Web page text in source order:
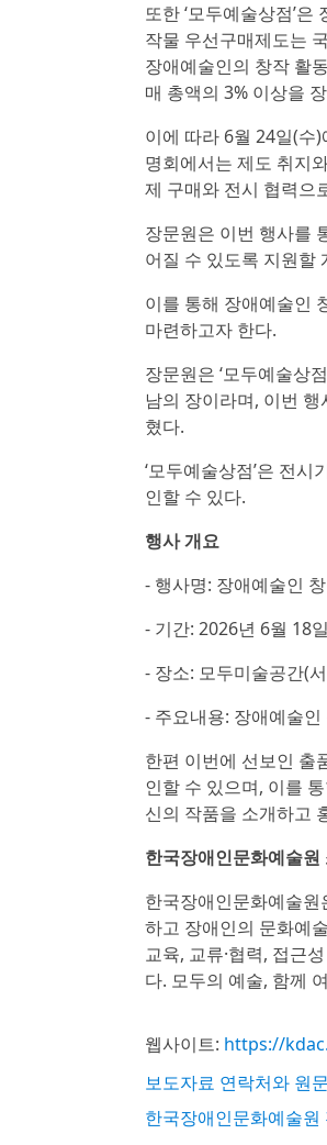
또한 ‘모두예술상점’
작물 우선구매제도는
장애예술인의 창작 활
매 총액의 3% 이상을
이에 따라 6월 24일(수
명회에서는 제도 취지
제 구매와 전시 협력으
장문원은 이번 행사를
어질 수 있도록 지원할
이를 통해 장애예술인
마련하고자 한다.
장문원은 ‘모두예술상
남의 장이라며, 이번
혔다.
‘모두예술상점’은 전
인할 수 있다.
행사 개요
- 행사명: 장애예술인
- 기간: 2026년 6월 18
- 장소: 모두미술공간(
- 주요내용: 장애예술
한편 이번에 선보인 출
인할 수 있으며, 이를
신의 작품을 소개하고
한국장애인문화예술원
한국장애인문화예술
하고 장애인의 문화예
교육, 교류·협력, 접근
다. 모두의 예술, 함께
웹사이트: https://
보도자료 연락처와 원
한국장애인문화예술